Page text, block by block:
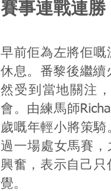
賽事連戰連勝
早前佢為左將佢嘅
休息。番黎後繼續
然受到當地關注
會。由練馬師
歲嘅年輕小將策騎
過一場處女馬賽，
興奮，表示自己只
覺。